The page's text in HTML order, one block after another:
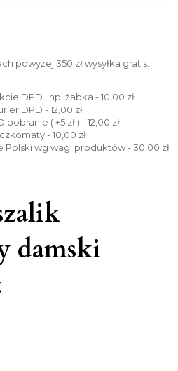
powyżej 350 zł wysyłka gratis.
DPD , np. żabka - 10,00 zł
DPD - 12,00 zł
pobranie ( +5 zł ) - 12,00 zł
- 10,00 zł
Polski wg wagi produktów - 30,00 zł
damski